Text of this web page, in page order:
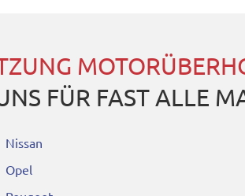
FÜR FAST ALLE
Nissan
Opel